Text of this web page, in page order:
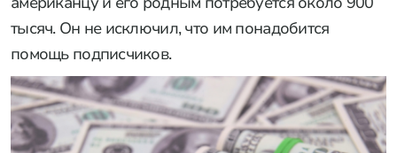
тысяч. Он не исключил, что им понадобится
помощь подписчиков.